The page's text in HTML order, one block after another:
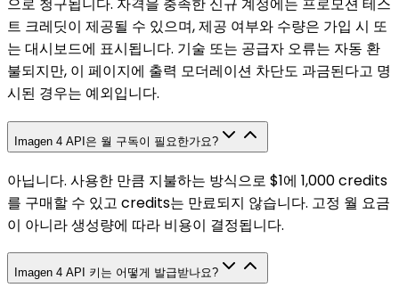
으로 청구됩니다. 자격을 충족한 신규 계정에는 프로모션 테스
트 크레딧이 제공될 수 있으며, 제공 여부와 수량은 가입 시 또
는 대시보드에 표시됩니다. 기술 또는 공급자 오류는 자동 환
불되지만, 이 페이지에 출력 모더레이션 차단도 과금된다고 명
시된 경우는 예외입니다.
Imagen 4 API은 월 구독이 필요한가요?
아닙니다. 사용한 만큼 지불하는 방식으로 $1에 1,000 credits
를 구매할 수 있고 credits는 만료되지 않습니다. 고정 월 요금
이 아니라 생성량에 따라 비용이 결정됩니다.
Imagen 4 API 키는 어떻게 발급받나요?